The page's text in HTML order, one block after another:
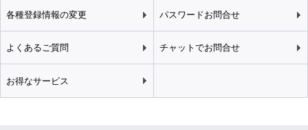
各種登録情報の変更 パスワードお問合せ
よくあるご質問 チャットでお問合せ
お得なサービス